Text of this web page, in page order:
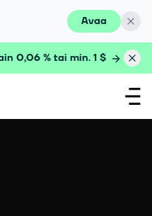
Avaa
0,06 % tai min. 1 $